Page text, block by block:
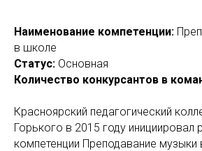
Наименование компетенции:
в школе
Статус: Основная
Количество конкурсантов в
Красноярский педагогический
Горького в 2015 году инициировал
компетенции Преподавание музыки